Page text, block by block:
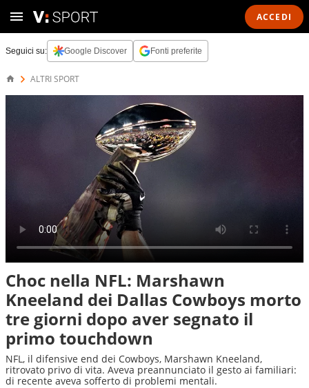
ACCEDI
Seguici su: Google Discover Fonti preferite
ALTRI SPORT
Choc nella NFL: Marshawn
Kneeland dei Dallas Cowboys morto
tre giorni dopo aver segnato il
primo touchdown
NFL, il difensive end dei Cowboys, Marshawn Kneeland,
ritrovato privo di vita. Aveva preannunciato il gesto ai familiari:
di recente aveva sofferto di problemi mentali.